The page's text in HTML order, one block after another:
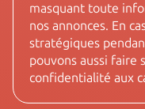
masquant toute
nos annonces. En
stratégiques
pouvons aussi faire
confidentialité aux